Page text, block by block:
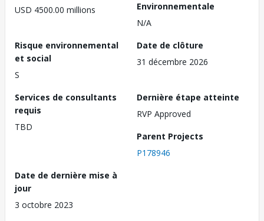
USD 4500.00 millions
Environnementale
N/A
Risque environnemental
et social
S
Date de clôture
31 décembre 2026
Services de consultants
requis
TBD
Dernière étape atteinte
RVP Approved
Parent Projects
P178946
Date de dernière mise à
jour
3 octobre 2023